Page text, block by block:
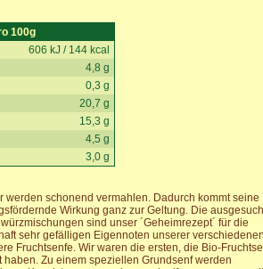
100g
606 kJ / 144 kcal
4,8 g
0,3 g
20,7 g
15,3 g
4,5 g
3,0 g
werden schonend vermahlen. Dadurch kommt seine
Wirkung ganz zur Geltung. Die
sind unser ´Geheimrezept´ für die
sehr gefälligen Eigennoten unserer verschiedenen
Fruchtsenfe. Wir waren die ersten, die Bio-
Zu einem speziellen Grundsenf werden